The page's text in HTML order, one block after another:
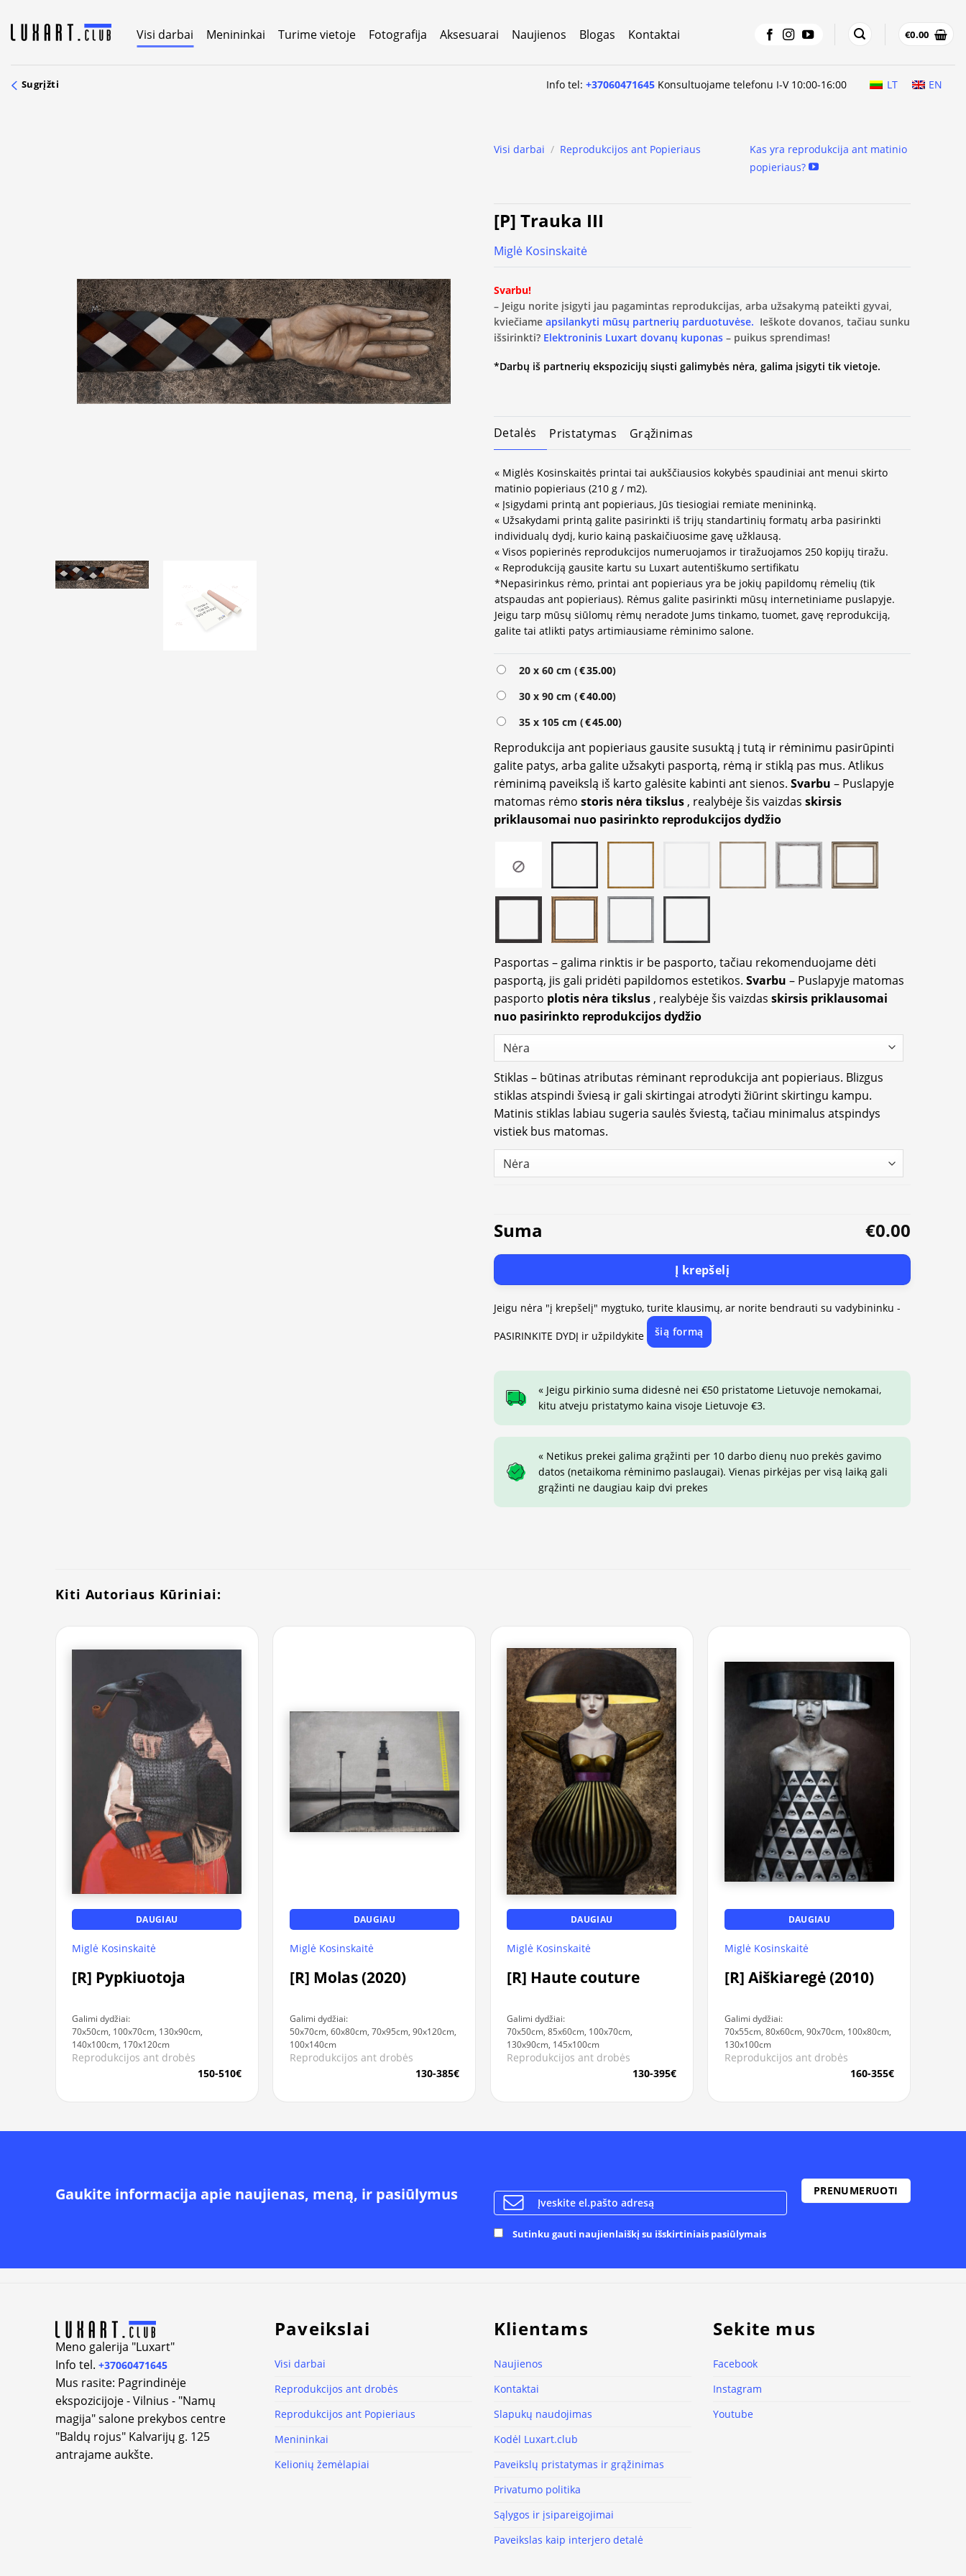
content
Visi darbai Menininkai Turime vietoje Fotografija Aksesuarai Naujienos Blogas Kontaktai €0.00
Sugrįžti Info tel:+37060471645 Konsultuojame telefonu I-V 10:00-16:00 LT EN
Visi darbai / Reprodukcijos ant Popieriaus
Kas yra reprodukcija ant matinio
popieriaus?
[P] Trauka III
Miglė Kosinskaitė
Svarbu!
– Jeigu norite įsigyti jau pagamintas reprodukcijas, arba užsakymą pateikti gyvai,
kviečiame apsilankyti mūsų partnerių parduotuvėse. Ieškote dovanos, tačiau sunku
išsirinkti? Elektroninis Luxart dovanų kuponas – puikus sprendimas!
*Darbų iš partnerių ekspozicijų siųsti galimybės nėra, galima įsigyti tik vietoje.
Detalės Pristatymas Grąžinimas
« Miglės Kosinskaitės printai tai aukščiausios kokybės spaudiniai ant menui skirto
matinio popieriaus (210 g / m2).
« Įsigydami printą ant popieriaus, Jūs tiesiogiai remiate menininką.
« Užsakydami printą galite pasirinkti iš trijų standartinių formatų arba pasirinkti
individualų dydį, kurio kainą paskaičiuosime gavę užklausą.
« Visos popierinės reprodukcijos numeruojamos ir tiražuojamos 250 kopijų tiražu.
« Reprodukciją gausite kartu su Luxart autentiškumo sertifikatu
*Nepasirinkus rėmo, printai ant popieriaus yra be jokių papildomų rėmelių (tik
atspaudas ant popieriaus). Rėmus galite pasirinkti mūsų internetiniame puslapyje.
Jeigu tarp mūsų siūlomų rėmų neradote Jums tinkamo, tuomet, gavę reprodukciją,
galite tai atlikti patys artimiausiame rėminimo salone.
20 x 60 cm (€35.00)
30 x 90 cm (€40.00)
35 x 105 cm (€45.00)
Reprodukcija ant popieriaus gausite susuktą į tutą ir rėminimu pasirūpinti
galite patys, arba galite užsakyti pasportą, rėmą ir stiklą pas mus. Atlikus
rėminimą paveikslą iš karto galėsite kabinti ant sienos. Svarbu – Puslapyje
matomas rėmo storis nėra tikslus , realybėje šis vaizdas skirsis
priklausomai nuo pasirinkto reprodukcijos dydžio
Pasportas – galima rinktis ir be pasporto, tačiau rekomenduojame dėti
pasportą, jis gali pridėti papildomos estetikos. Svarbu – Puslapyje matomas
pasporto plotis nėra tikslus , realybėje šis vaizdas skirsis priklausomai
nuo pasirinkto reprodukcijos dydžio
Stiklas – būtinas atributas rėminant reprodukcija ant popieriaus. Blizgus
stiklas atspindi šviesą ir gali skirtingai atrodyti žiūrint skirtingu kampu.
Matinis stiklas labiau sugeria saulės šviestą, tačiau minimalus atspindys
vistiek bus matomas.
Suma €0.00
Į krepšelį
Alternative:
Jeigu nėra "į krepšelį" mygtuko, turite klausimų, ar norite bendrauti su vadybininku -
PASIRINKITE DYDĮ ir užpildykite šią formą
« Jeigu pirkinio suma didesnė nei €50 pristatome Lietuvoje nemokamai,
kitu atveju pristatymo kaina visoje Lietuvoje €3.
« Netikus prekei galima grąžinti per 10 darbo dienų nuo prekės gavimo
datos (netaikoma rėminimo paslaugai). Vienas pirkėjas per visą laiką gali
grąžinti ne daugiau kaip dvi prekes
Kiti Autoriaus Kūriniai:
DAUGIAU
Miglė Kosinskaitė
[R] Pypkiuotoja
Galimi dydžiai:
70x50cm, 100x70cm, 130x90cm,
140x100cm, 170x120cm
Reprodukcijos ant drobės
150-510€
DAUGIAU
Miglė Kosinskaitė
[R] Molas (2020)
Galimi dydžiai:
50x70cm, 60x80cm, 70x95cm, 90x120cm,
100x140cm
Reprodukcijos ant drobės
130-385€
DAUGIAU
Miglė Kosinskaitė
[R] Haute couture
Galimi dydžiai:
70x50cm, 85x60cm, 100x70cm,
130x90cm, 145x100cm
Reprodukcijos ant drobės
130-395€
DAUGIAU
Miglė Kosinskaitė
[R] Aiškiaregė (2010)
Galimi dydžiai:
70x55cm, 80x60cm, 90x70cm, 100x80cm,
130x100cm
Reprodukcijos ant drobės
160-355€
Gaukite informacija apie naujienas, meną, ir pasiūlymus
Sutinku gauti naujienlaiškį su išskirtiniais pasiūlymais
Meno galerija "Luxart"
Info tel. +37060471645
Mus rasite: Pagrindinėje
ekspozicijoje - Vilnius - "Namų
magija" salone prekybos centre
"Baldų rojus" Kalvarijų g. 125
antrajame aukšte.
Paveikslai
Visi darbai
Reprodukcijos ant drobės
Reprodukcijos ant Popieriaus
Menininkai
Kelionių žemėlapiai
Klientams
Naujienos
Kontaktai
Slapukų naudojimas
Kodėl Luxart.club
Paveikslų pristatymas ir grąžinimas
Privatumo politika
Sąlygos ir įsipareigojimai
Paveikslas kaip interjero detalė
Sekite mus
Facebook
Instagram
Youtube